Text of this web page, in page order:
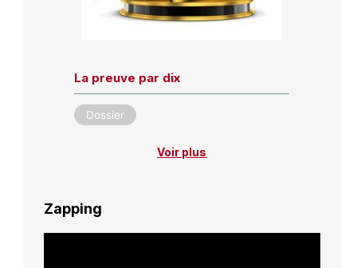
La preuve par dix
Dossier
Voir plus
Zapping